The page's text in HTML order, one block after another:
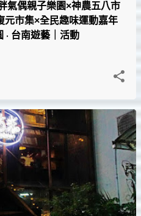
氣偶親子樂園×神農五八市
元市集×全民趣味運動嘉年
‧ 台南遊藝｜活動